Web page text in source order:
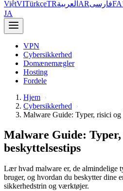
ViệtVITürkçeTRالعربية ARفارسیFA
JA
VPN
Cybersikkerhed
Domænemægler
Hosting
Fordele
Hjem
Cybersikkerhed
Malware Guide: Typer, risici og
Malware Guide:
beskyttelsestips
Lær hvad malware er, de almindelige
bruger, og hvordan du beskytter dine
sikkerhedstrin og værktøjer.